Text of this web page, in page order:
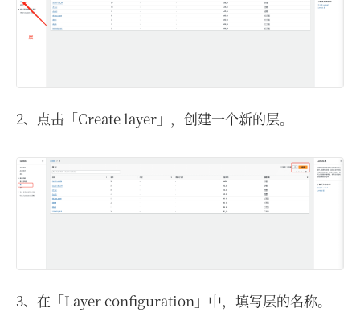
2、点击「Create layer」，创建一个新的层。
3、在「Layer configuration」中，填写层的名称。